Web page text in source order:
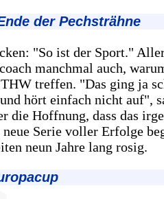
der Pechsträhne
"So ist der Sport."
manchmal auch,
treffen. "Das ging ja
hört einfach nicht auf",
die Hoffnung, dass das
Serie voller Erfolge
neun Jahre lang rosig.